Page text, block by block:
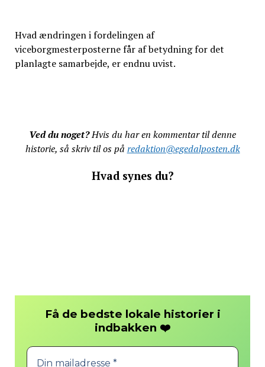
Hvad ændringen i fordelingen af
viceborgmesterposterne får af betydning for det
planlagte samarbejde, er endnu uvist.
Ved du noget?Hvis du har en kommentar til denne
historie, så skriv til os på redaktion@egedalposten.dk
Hvad synes du?
Få de bedste lokale historier i
indbakken ❤️